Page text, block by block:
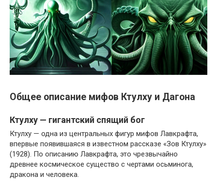
Общее описание мифов Ктулху и Дагона
Ктулху — гигантский спящий бог
Ктулху — одна из центральных фигур мифов Лавкрафта,
впервые появившаяся в известном рассказе «Зов Ктулху»
(1928). По описанию Лавкрафта, это чрезвычайно
древнее космическое существо с чертами осьминога,
дракона и человека.